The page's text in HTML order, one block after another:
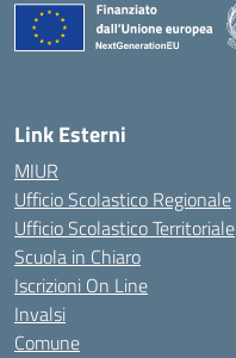
Link Esterni
MIUR
Ufficio Scolastico Regionale
Ufficio Scolastico Territoriale
Scuola in Chiaro
Iscrizioni On Line
Invalsi
Comune